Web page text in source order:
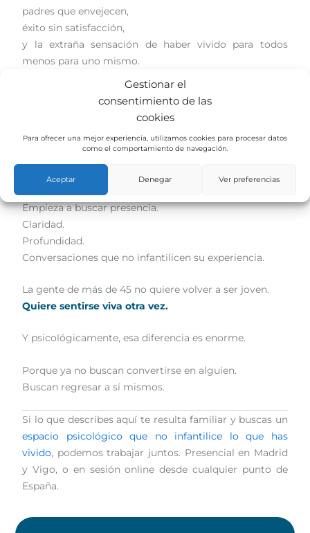
Gestionar el
consentimiento de las
cookies
Para ofrecer una mejor experiencia, utilizamos cookies para procesar datos
como el comportamiento de navegación.
Aceptar Denegar Ver preferencias
padres que envejecen,
éxito sin satisfacción,
y la extraña sensación de haber vivido para todos
menos para uno mismo.
Dejar de comprar promesas vacías
promesas vacías.
Empieza a buscar presencia.
Claridad.
Profundidad.
Conversaciones que no infantilicen su experiencia.
La gente de más de 45 no quiere volver a ser joven.
Quiere sentirse viva otra vez.
Y psicológicamente, esa diferencia es enorme.
Porque ya no buscan convertirse en alguien.
Buscan regresar a sí mismos.
Si lo que describes aquí te resulta familiar y buscas un
espacio psicológico que no infantilice lo que has
vivido, podemos trabajar juntos. Presencial en Madrid
y Vigo, o en sesión online desde cualquier punto de
España.